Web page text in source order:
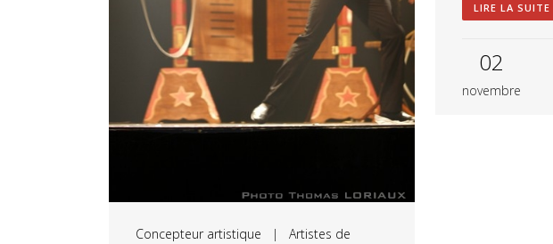
Concepteur artistique | Artistes de
LIRE LA SUITE
02
novembre